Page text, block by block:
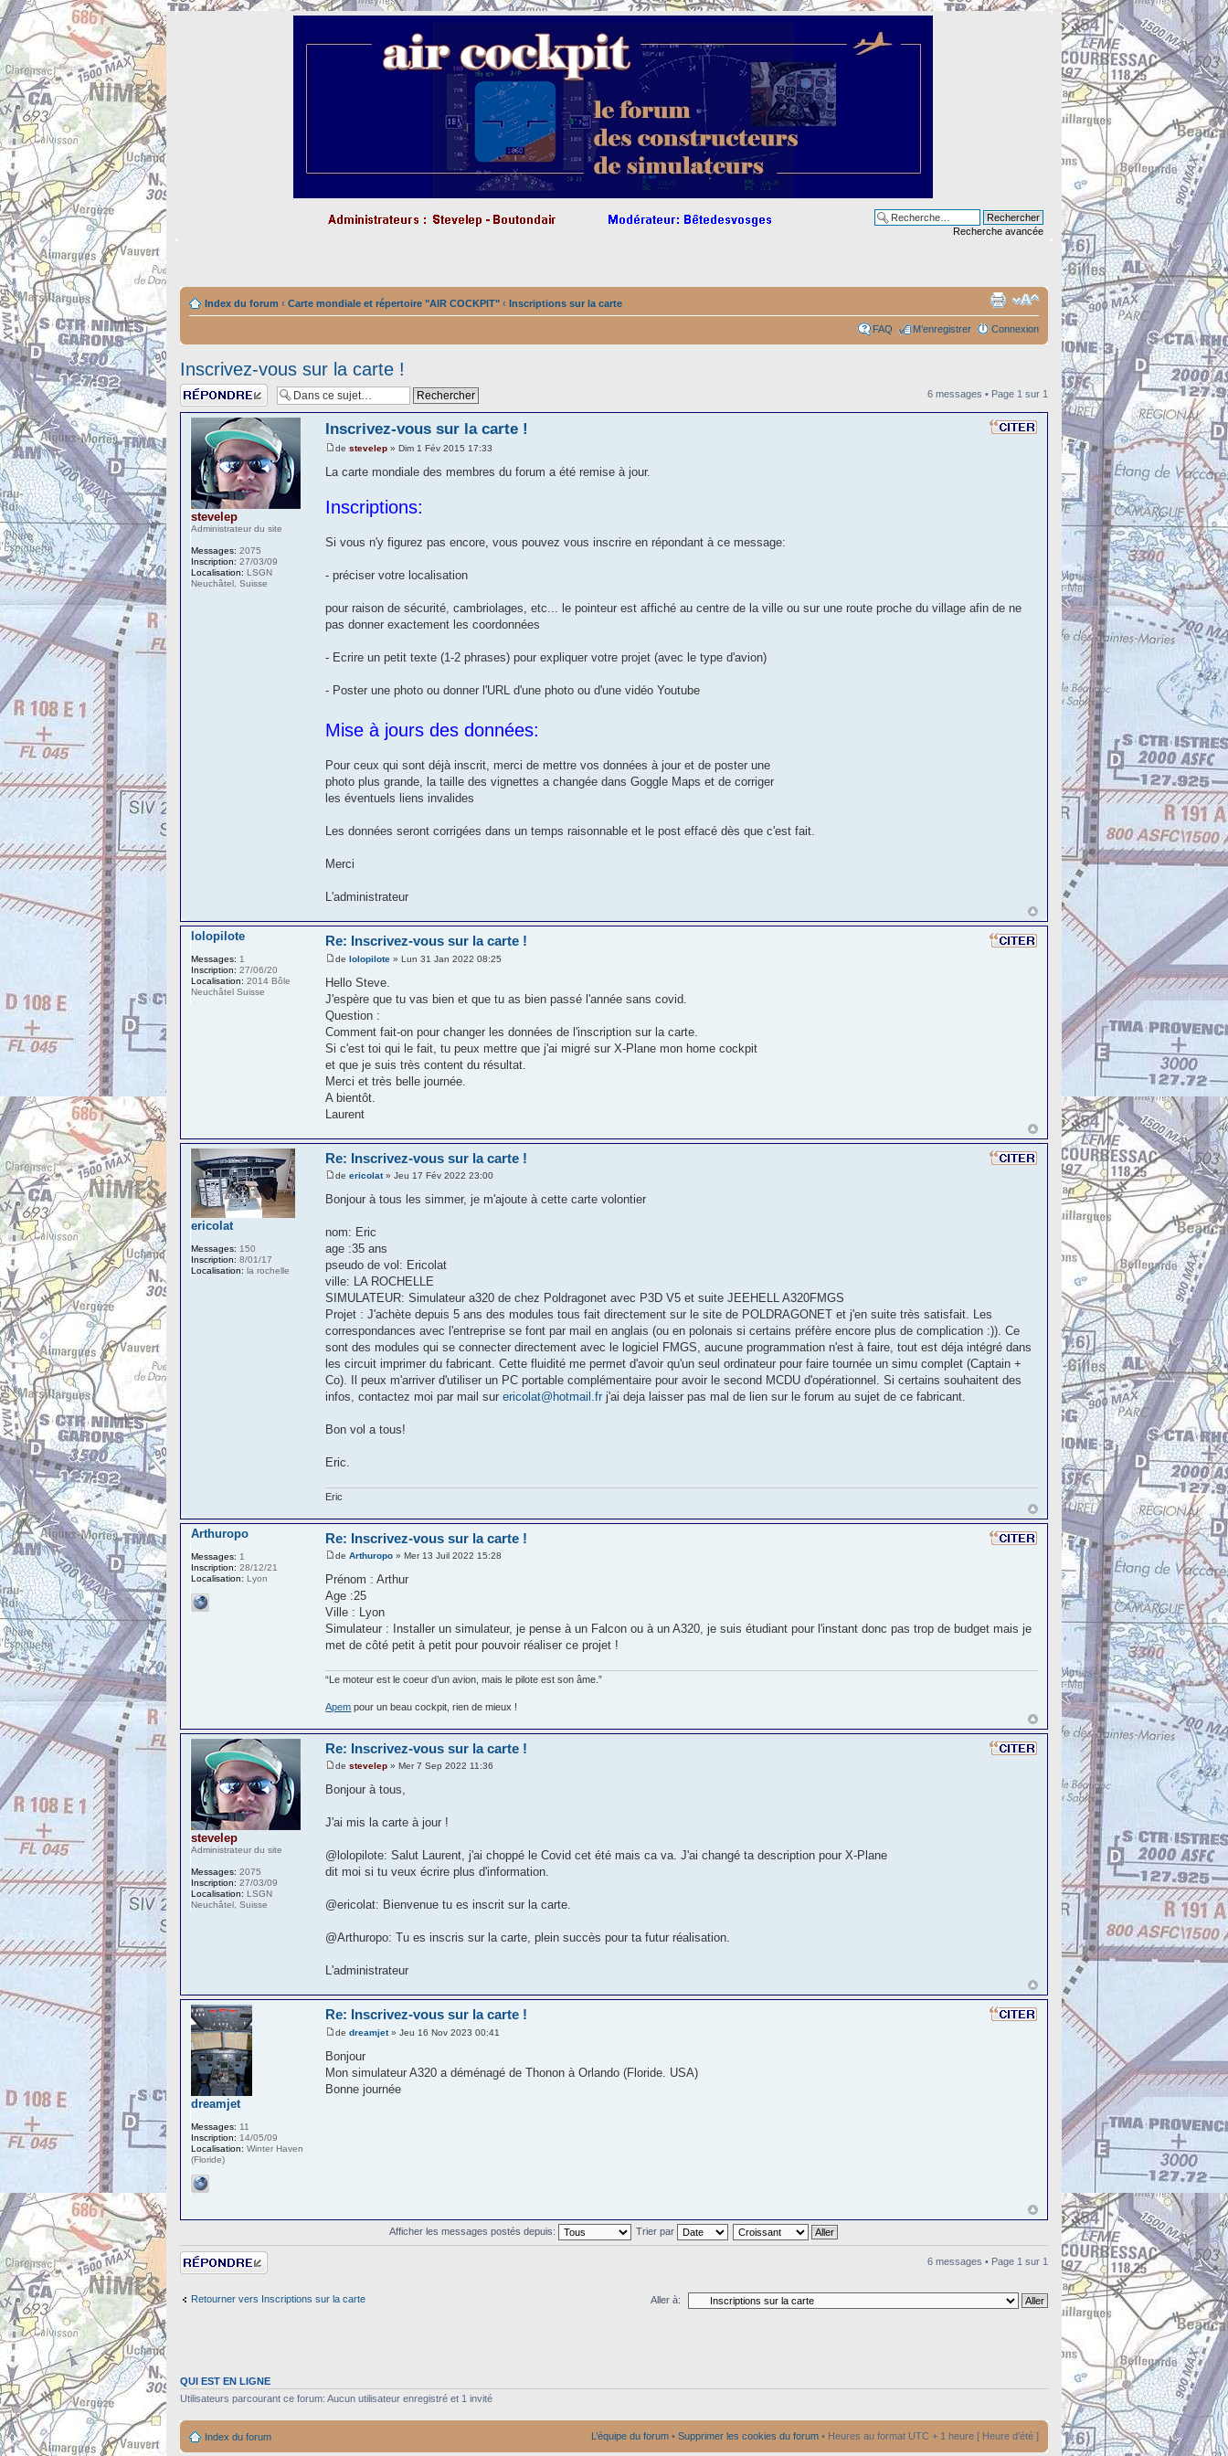
Recherche avancée
Index du forum ‹ Carte mondiale et répertoire "AIR COCKPIT" ‹ Inscriptions sur la carte
FAQ M’enregistrer Connexion
Inscrivez-vous sur la carte !
Répondre 6 messages • Page 1 sur 1
Inscrivez-vous sur la carte !
destevelep » Dim 1 Fév 2015 17:33
La carte mondiale des membres du forum a été remise à jour.
Inscriptions:
Si vous n'y figurez pas encore, vous pouvez vous inscrire en répondant à ce message:
- préciser votre localisation
pour raison de sécurité, cambriolages, etc... le pointeur est affiché au centre de la ville ou sur une route proche du village afin de ne
pas donner exactement les coordonnées
- Ecrire un petit texte (1-2 phrases) pour expliquer votre projet (avec le type d'avion)
- Poster une photo ou donner l'URL d'une photo ou d'une vidéo Youtube
Mise à jours des données:
Pour ceux qui sont déjà inscrit, merci de mettre vos données à jour et de poster une
photo plus grande, la taille des vignettes a changée dans Goggle Maps et de corriger
les éventuels liens invalides
Les données seront corrigées dans un temps raisonnable et le post effacé dès que c'est fait.
Merci
L'administrateur
stevelep
Administrateur du site
Messages: 2075
Inscription: 27/03/09
Localisation: LSGN
Neuchâtel, Suisse
Re: Inscrivez-vous sur la carte !
delolopilote » Lun 31 Jan 2022 08:25
Hello Steve.
J'espère que tu vas bien et que tu as bien passé l'année sans covid.
Question :
Comment fait-on pour changer les données de l'inscription sur la carte.
Si c'est toi qui le fait, tu peux mettre que j'ai migré sur X-Plane mon home cockpit
et que je suis très content du résultat.
Merci et très belle journée.
A bientôt.
Laurent
lolopilote
Messages: 1
Inscription: 27/06/20
Localisation: 2014 Bôle
Neuchâtel Suisse
Re: Inscrivez-vous sur la carte !
deericolat» Jeu 17 Fév 2022 23:00
Bonjour à tous les simmer, je m'ajoute à cette carte volontier
nom: Eric
age :35 ans
pseudo de vol: Ericolat
ville: LA ROCHELLE
SIMULATEUR: Simulateur a320 de chez Poldragonet avec P3D V5 et suite JEEHELL A320FMGS
Projet : J'achète depuis 5 ans des modules tous fait directement sur le site de POLDRAGONET et j'en suite très satisfait. Les
correspondances avec l'entreprise se font par mail en anglais (ou en polonais si certains préfère encore plus de complication :)). Ce
sont des modules qui se connecter directement avec le logiciel FMGS, aucune programmation n'est à faire, tout est déja intégré dans
les circuit imprimer du fabricant. Cette fluidité me permet d'avoir qu'un seul ordinateur pour faire tournée un simu complet (Captain +
Co). Il peux m'arriver d'utiliser un PC portable complémentaire pour avoir le second MCDU d'opérationnel. Si certains souhaitent des
infos, contactez moi par mail surericolat@hotmail.fr j'ai deja laisser pas mal de lien sur le forum au sujet de ce fabricant.
Bon vol a tous!
Eric.
Eric
ericolat
Messages: 150
Inscription: 8/01/17
Localisation: la rochelle
Re: Inscrivez-vous sur la carte !
deArthuropo » Mer 13 Juil 2022 15:28
Prénom : Arthur
Age :25
Ville : Lyon
Simulateur : Installer un simulateur, je pense à un Falcon ou à un A320, je suis étudiant pour l'instant donc pas trop de budget mais je
met de côté petit à petit pour pouvoir réaliser ce projet !
“Le moteur est le coeur d’un avion, mais le pilote est son âme.”
Apem pour un beau cockpit, rien de mieux !
Arthuropo
Messages: 1
Inscription: 28/12/21
Localisation: Lyon
Re: Inscrivez-vous sur la carte !
destevelep » Mer 7 Sep 2022 11:36
Bonjour à tous,
J'ai mis la carte à jour !
@lolopilote: Salut Laurent, j'ai choppé le Covid cet été mais ca va. J'ai changé ta description pour X-Plane
dit moi si tu veux écrire plus d'information.
@ericolat: Bienvenue tu es inscrit sur la carte.
@Arthuropo: Tu es inscris sur la carte, plein succès pour ta futur réalisation.
L'administrateur
stevelep
Administrateur du site
Messages: 2075
Inscription: 27/03/09
Localisation: LSGN
Neuchâtel, Suisse
Re: Inscrivez-vous sur la carte !
dedreamjet» Jeu 16 Nov 2023 00:41
Bonjour
Mon simulateur A320 a déménagé de Thonon à Orlando (Floride. USA)
Bonne journée
dreamjet
Messages: 11
Inscription: 14/05/09
Localisation: Winter Haven
(Floride)
Afficher les messages postés depuis: Trier par
Répondre 6 messages • Page 1 sur 1
Retourner vers Inscriptions sur la carte Aller à:
QUI EST EN LIGNE
Utilisateurs parcourant ce forum: Aucun utilisateur enregistré et 1 invité
Index du forum L’équipe du forum • Supprimer les cookies du forum • Heures au format UTC + 1 heure [ Heure d’été ]